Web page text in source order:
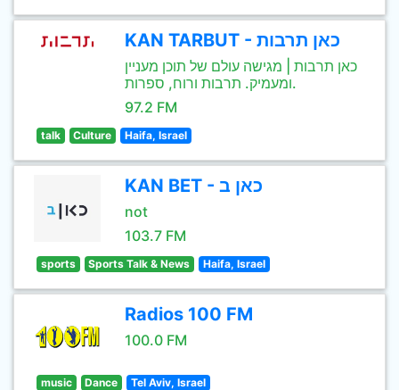
KAN TARBUT - כאן תרבות
כאן תרבות | מגישה עולם של תוכן מעניין
ומעמיק. תרבות ורוח, ספרות.
97.2 FM
talk Culture Haifa, Israel
KAN BET - כאן ב
not
103.7 FM
sports Sports Talk & News Haifa, Israel
Radios 100 FM
100.0 FM
music Dance Tel Aviv, Israel